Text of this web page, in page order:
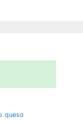
queso